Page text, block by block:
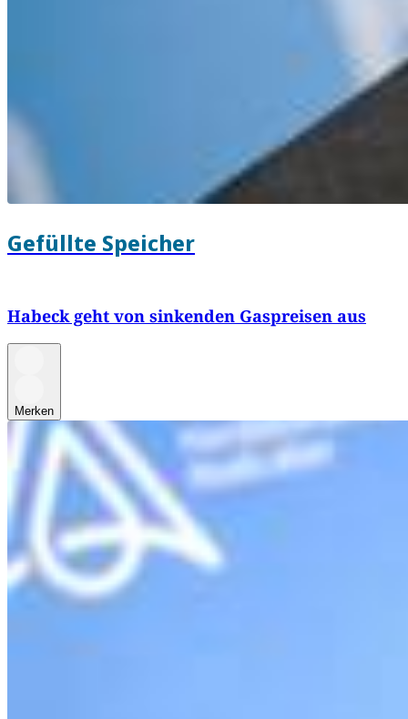
Gefüllte Speicher
Habeck geht von sinkenden Gaspreisen aus
Merken